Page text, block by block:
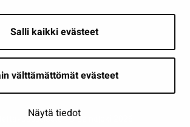
Salli kaikki evästeet
välttämättömät evästeet
Näytä tiedot| © Seinäjoki 2026